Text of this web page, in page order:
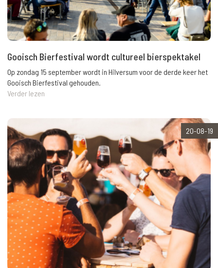
Gooisch Bierfestival wordt cultureel bierspektakel
Op zondag 15 september wordt in Hilversum voor de derde keer het
Gooisch Bierfestival gehouden.
Verder lezen
20-08-19